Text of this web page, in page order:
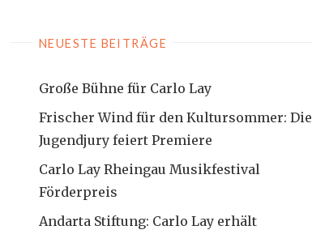
NEUESTE BEITRÄGE
Große Bühne für Carlo Lay
Frischer Wind für den Kultursommer: Die
Jugendjury feiert Premiere
Carlo Lay Rheingau Musikfestival
Förderpreis
Andarta Stiftung: Carlo Lay erhält